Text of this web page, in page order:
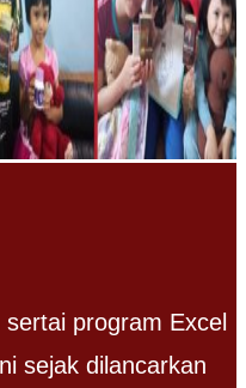
program Excel
sejak dilancarkan